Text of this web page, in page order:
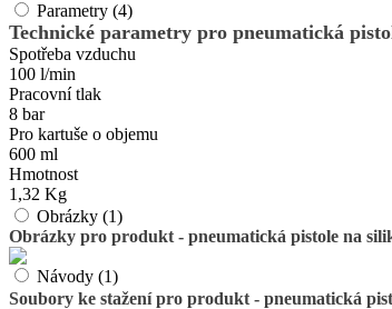
Parametry (4)
Technické parametry pro pneumatická
Spotřeba vzduchu
100 l/min
Pracovní tlak
8 bar
Pro kartuše o objemu
600 ml
Hmotnost
1,32 Kg
Obrázky (1)
Obrázky pro produkt - pneumatická pistole na
Návody (1)
Soubory ke stažení pro produkt - pneumatická